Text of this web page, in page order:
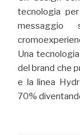
tecnologia
Una
del brand che
e la linea
70%